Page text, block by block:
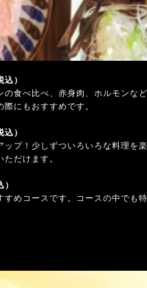
）
の食べ比べ、赤身肉、ホルモン
にもおすすめです。
）
プ！少しずついろいろな料理を
だけます。
めコースです。コースの中で